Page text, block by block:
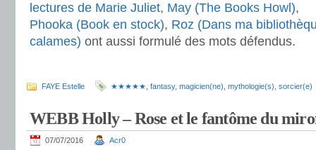
lectures de Marie Juliet, May (The Books Howl),
Phooka (Book en stock), Roz (Dans ma
calames) ont aussi formulé des mots défendus.
FAYE Estelle ★★★★★ fantasy, magicien(ne) mythologie(s) sorcier(e)
WEBB Holly – Rose et le fantôme du
07/07/2016 Acr0